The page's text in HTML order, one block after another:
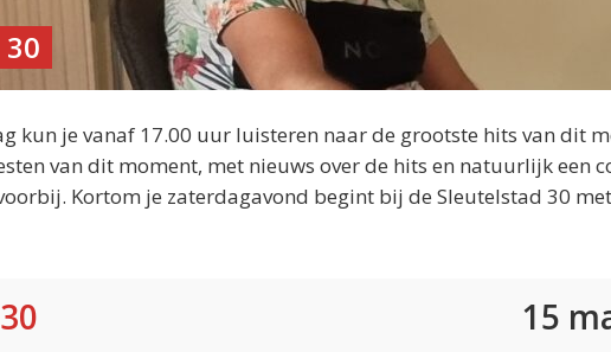
30
kun je vanaf 17.00 uur luisteren naar de grootste hits van dit
van dit moment, met nieuws over de hits en natuurlijk een
Kortom je zaterdagavond begint bij de Sleutelstad 30
15